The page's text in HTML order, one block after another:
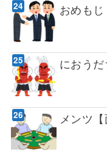
おめも
におう
メンツ